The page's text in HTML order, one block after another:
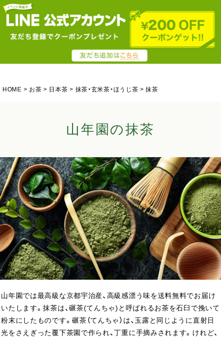
HOME お茶 日本茶 抹茶・玄米茶・ほうじ茶 抹茶
山年園の抹茶
山年園では最高級な京都宇治産、高級感漂う味を送料無料でお届け
いたします。抹茶は、碾茶(てんちゃ)と呼ばれるお茶を石臼で挽いて
粉末にしたものです。碾茶（てんちゃ）は、玉露と同じように直射日
光をさえぎった覆下茶園で作られ、丁重に手摘みされます。けれど、